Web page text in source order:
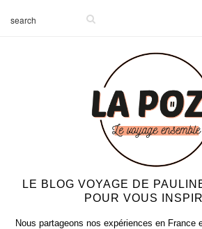
LE BLOG VOYAGE DE
POUR VOUS
Nous partageons nos expériences en France